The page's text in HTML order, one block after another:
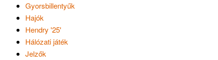
Gyorsbillentyűk
Hajók
Hendry '25'
Hálózati játék
Jelzők